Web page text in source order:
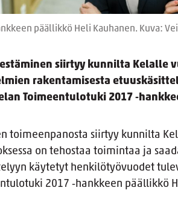
päällikkö Heli Kauhanen. Kuva:
siirtyy kunnilta Kelalle
rakentamisesta
Toimeentulotuki 2017
toimeenpanosta siirtyy kunnilta
on tehostaa toimintaa ja
käytetyt henkilötyövuodet
2017 ‑hankkeen päällikkö